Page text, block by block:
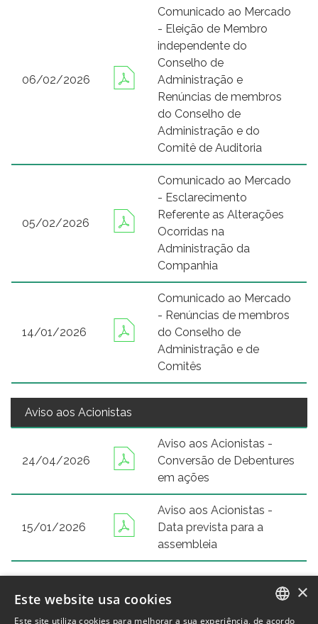
06/02/2026
Comunicado ao Mercado
- Eleição de Membro
independente do
Conselho de
Administração e
Renúncias de membros
do Conselho de
Administração e do
Comitê de Auditoria
05/02/2026
Comunicado ao Mercado
- Esclarecimento
Referente as Alterações
Ocorridas na
Administração da
Companhia
14/01/2026
Comunicado ao Mercado
- Renúncias de membros
do Conselho de
Administração e de
Comitês
Aviso aos Acionistas
24/04/2026
Aviso aos Acionistas -
Conversão de Debentures
em ações
15/01/2026
Aviso aos Acionistas -
Data prevista para a
assembleia
×
Este website usa cookies
Este site utiliza cookies para melhorar a sua experiência, de acordo